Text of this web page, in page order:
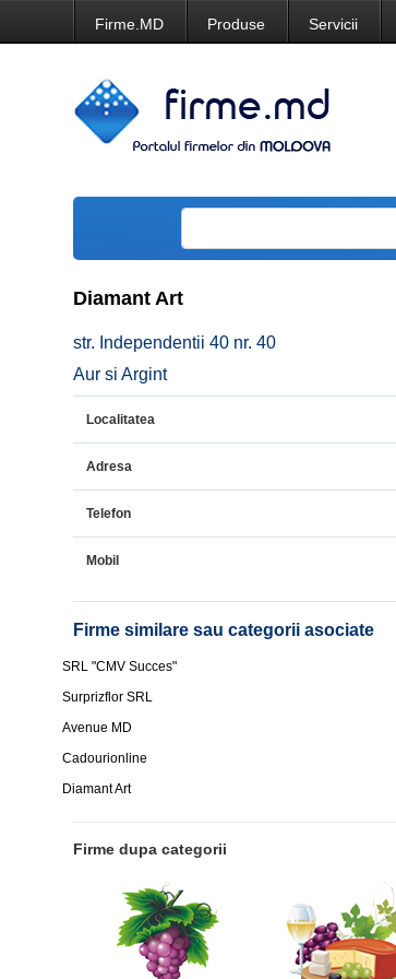
Firme.MD Produse Servicii
Diamant Art
str. Independentii 40 nr. 40
Aur si Argint
Localitatea
Adresa
Telefon
Mobil
Firme similare sau categorii asociate
SRL "CMV Succes"
Surprizflor SRL
Avenue MD
Cadourionline
Diamant Art
Firme dupa categorii